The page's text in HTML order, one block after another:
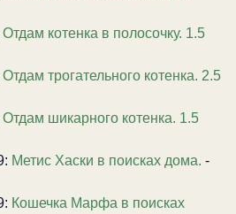
Отдам котенка в полосочку. 1.5
Отдам трогательного котенка. 2.5
Отдам шикарного котенка. 1.5
Метис Хаски в поисках дома. -
Кошечка Марфа в поисках